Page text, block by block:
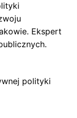
Ekspert
polityki